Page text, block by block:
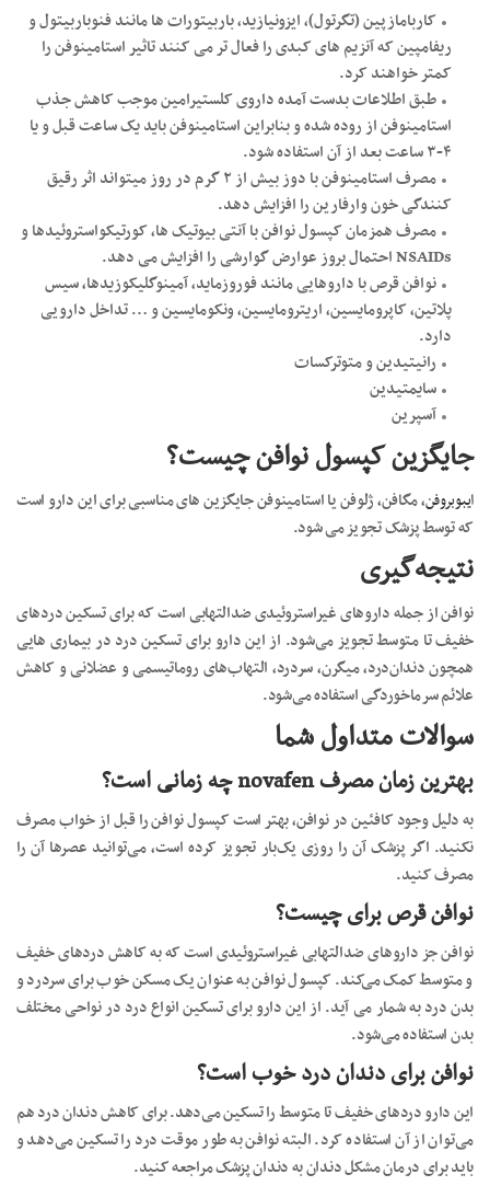
کاربامازپین (تگرتول)، ایزونیازید، باربیتورات ها مانند فنوباربیتول و
ریفامپین که آنزیم های کبدی را فعال تر می کنند تاثیر استامینوفن را
کمتر خواهند کرد.
طبق اطلاعات بدست آمده داروی کلستیرامین موجب کاهش جذب
استامینوفن از روده شده و بنابراین استامینوفن باید یک ساعت قبل و یا
۴-۳ ساعت بعد از آن استفاده شود.
مصرف استامینوفن با دوز بیش از ۲ گرم در روز میتواند اثر رقیق
کنندگی خون وارفارین را افزایش دهد.
مصرف همزمان کپسول نوافن با آنتی بیوتیک ها، کورتیکواستروئیدها و
NSAIDs احتمال بروز عوارض گوارشی را افزایش می دهد.
نوافن قرص با داروهایی مانند فوروزماید، آمینوگلیکوزیدها، سیس
پلاتین، کاپرومایسین، اریترومایسین، ونکومایسین و … تداخل دارویی
دارد.
رانیتیدین و متوترکسات
سایمتیدین
آسپرین
جایگزین کپسول نوافن چیست؟
ایبوبروفن، مگافن، ژلوفن یا استامینوفن جایگزین های مناسبی برای این دارو است
که توسط پزشک تجویز می شود.
نتیجه‌گیری
نوافن از جمله داروهای غیراستروئیدی ضدالتهابی است که برای تسکین دردهای
خفیف تا متوسط تجویز می‌شود. از این دارو برای تسکین درد در بیماری هایی
همچون دندان‌درد، میگرن، سردرد، التهاب‌های روماتیسمی و عضلانی و کاهش
علائم سرماخوردگی استفاده می‌شود.
سوالات متداول شما
بهترین زمان مصرف novafen چه زمانی است؟
به دلیل وجود کافئین در نوافن، بهتر است کپسول نوافن را قبل از خواب مصرف
نکنید. اگر پزشک آن را روزی یک‌بار تجویز کرده است، می‌توانید عصرها آن را
مصرف کنید.
نوافن قرص برای چیست؟
نوافن جز داروهای ضدالتهابی غیراستروئیدی است که به کاهش دردهای خفیف
و متوسط کمک می‌کند. کپسول نوافن به عنوان یک مسکن خوب برای سردرد و
بدن درد به شمار می آید. از این دارو برای تسکین انواع درد در نواحی مختلف
بدن استفاده می‌شود.
نوافن برای دندان درد خوب است؟
این دارو دردهای خفیف تا متوسط را تسکین می‌دهد. برای کاهش دندان درد هم
می‌توان از آن استفاده کرد. البته نوافن به طور موقت درد را تسکین می‌دهد و
باید برای درمان مشکل دندان به دندان پزشک مراجعه کنید.